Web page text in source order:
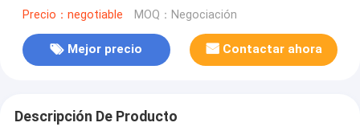
pescado. CE y ISO certificado.
Precio：negotiable MOQ：Negociación
Mejor precio Contactar ahora
Descripción De Producto